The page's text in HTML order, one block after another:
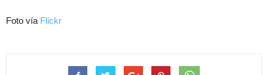
Foto vía Flickr